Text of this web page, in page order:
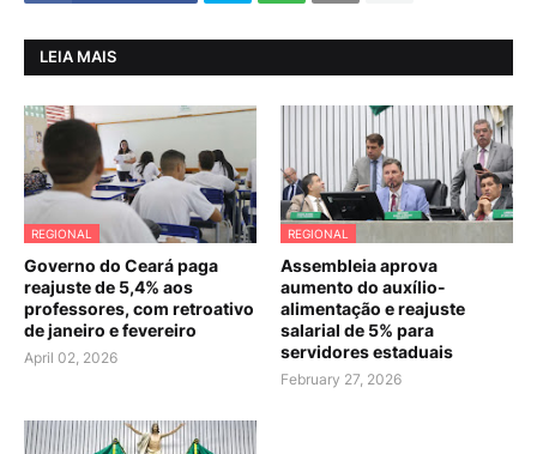
LEIA MAIS
REGIONAL
Governo do Ceará paga
reajuste de 5,4% aos
professores, com retroativo
de janeiro e fevereiro
April 02, 2026
REGIONAL
Assembleia aprova
aumento do auxílio-
alimentação e reajuste
salarial de 5% para
servidores estaduais
February 27, 2026